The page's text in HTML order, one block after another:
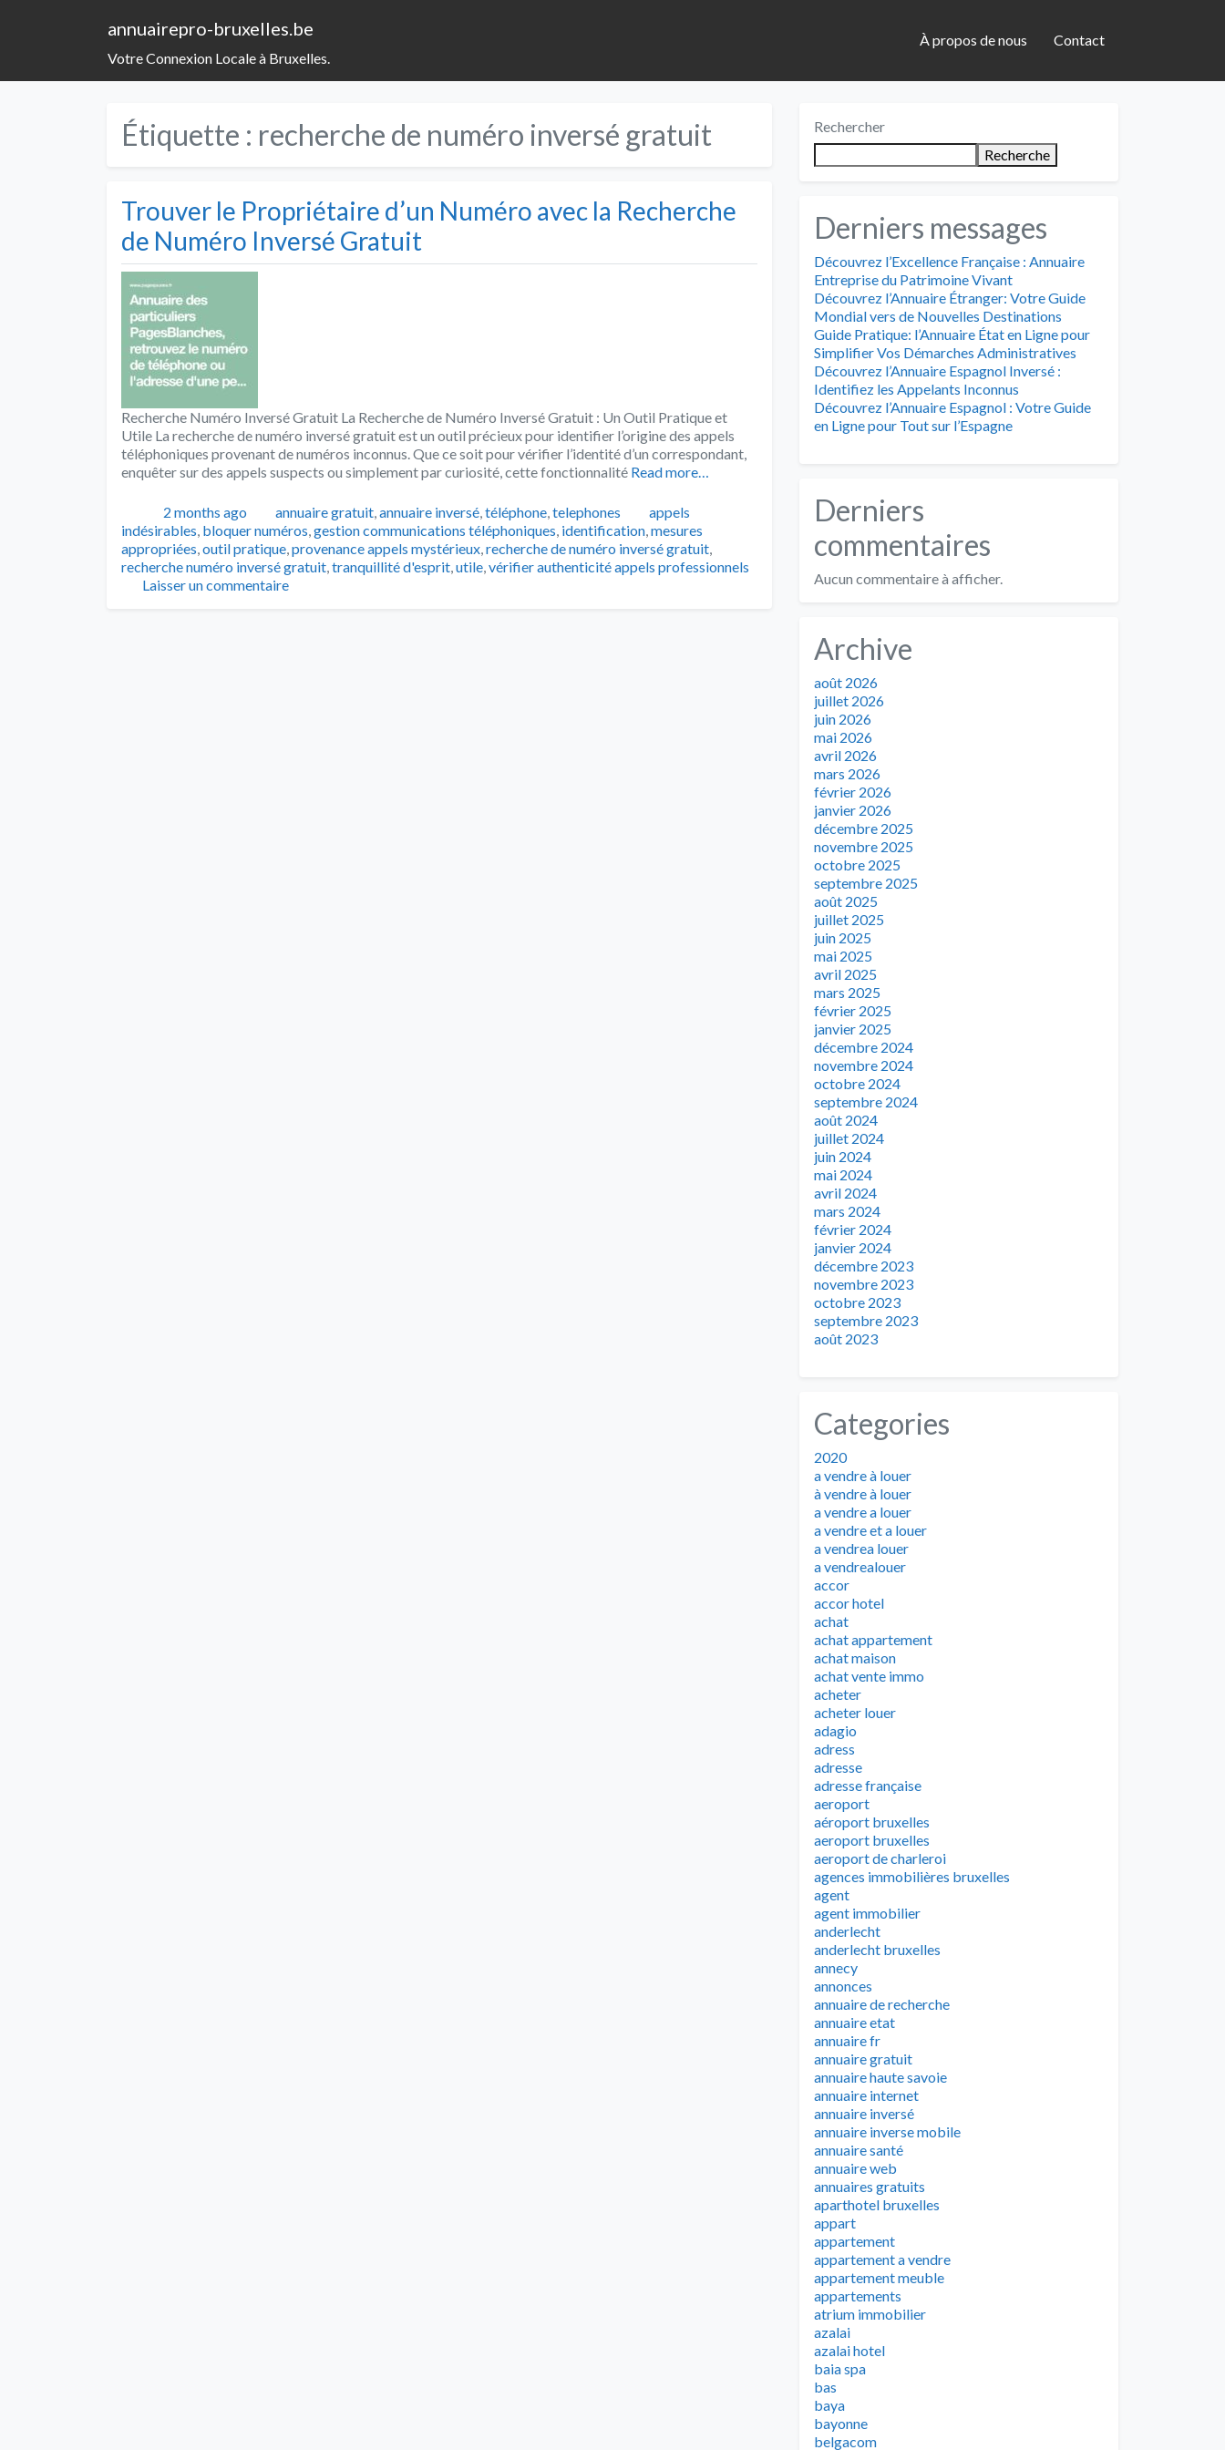
annuairepro-bruxelles.be
Votre Connexion Locale à Bruxelles.
À propos de nous Contact
Étiquette : recherche de numéro inversé gratuit
Trouver le Propriétaire d’un Numéro avec la Recherche
de Numéro Inversé Gratuit
Recherche Numéro Inversé Gratuit La Recherche de Numéro Inversé Gratuit : Un Outil Pratique et
Utile La recherche de numéro inversé gratuit est un outil précieux pour identifier l’origine des appels
téléphoniques provenant de numéros inconnus. Que ce soit pour vérifier l’identité d’un correspondant,
enquêter sur des appels suspects ou simplement par curiosité, cette fonctionnalité Read more…
Publié2 months ago Catégories
annuaire gratuit,annuaire inversé,téléphone,telephones Tags
appels
indésirables, bloquer numéros,gestion communications téléphoniques, identification,mesures
appropriées,outil pratique,provenance appels mystérieux,recherche de numéro inversé gratuit,
recherche numéro inversé gratuit,tranquillité d'esprit,utile,vérifier authenticité appels professionnels
Laisser un commentaire
Rechercher
Recherche
Derniers messages
Découvrez l’Excellence Française : Annuaire
Entreprise du Patrimoine Vivant
Découvrez l’Annuaire Étranger: Votre Guide
Mondial vers de Nouvelles Destinations
Guide Pratique: l’Annuaire État en Ligne pour
Simplifier Vos Démarches Administratives
Découvrez l’Annuaire Espagnol Inversé :
Identifiez les Appelants Inconnus
Découvrez l’Annuaire Espagnol : Votre Guide
en Ligne pour Tout sur l’Espagne
Derniers
commentaires
Aucun commentaire à afficher.
Archive
août 2026
juillet 2026
juin 2026
mai 2026
avril 2026
mars 2026
février 2026
janvier 2026
décembre 2025
novembre 2025
octobre 2025
septembre 2025
août 2025
juillet 2025
juin 2025
mai 2025
avril 2025
mars 2025
février 2025
janvier 2025
décembre 2024
novembre 2024
octobre 2024
septembre 2024
août 2024
juillet 2024
juin 2024
mai 2024
avril 2024
mars 2024
février 2024
janvier 2024
décembre 2023
novembre 2023
octobre 2023
septembre 2023
août 2023
Categories
2020
a vendre à louer
à vendre à louer
a vendre a louer
a vendre et a louer
a vendrea louer
a vendrealouer
accor
accor hotel
achat
achat appartement
achat maison
achat vente immo
acheter
acheter louer
adagio
adress
adresse
adresse française
aeroport
aéroport bruxelles
aeroport bruxelles
aeroport de charleroi
agences immobilières bruxelles
agent
agent immobilier
anderlecht
anderlecht bruxelles
annecy
annonces
annuaire de recherche
annuaire etat
annuaire fr
annuaire gratuit
annuaire haute savoie
annuaire internet
annuaire inversé
annuaire inverse mobile
annuaire santé
annuaire web
annuaires gratuits
aparthotel bruxelles
appart
appartement
appartement a vendre
appartement meuble
appartements
atrium immobilier
azalai
azalai hotel
baia spa
bas
baya
bayonne
belgacom